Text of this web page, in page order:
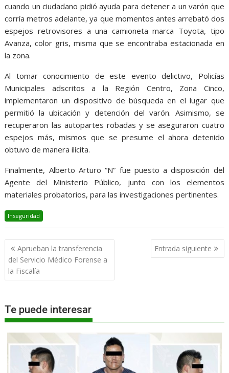
cuando un ciudadano pidió ayuda para detener a un varón que
corría metros adelante, ya que momentos antes arrebató dos
espejos retrovisores a una camioneta marca Toyota, tipo
Avanza, color gris, misma que se encontraba estacionada en
la zona.
Al tomar conocimiento de este evento delictivo, Policías
Municipales adscritos a la Región Centro, Zona Cinco,
implementaron un dispositivo de búsqueda en el lugar que
permitió la ubicación y detención del varón. Asimismo, se
recuperaron las autopartes robadas y se aseguraron cuatro
espejos más, mismos que se presume el ahora detenido
obtuvo de manera ilícita.
Finalmente, Alberto Arturo “N” fue puesto a disposición del
Agente del Ministerio Público, junto con los elementos
materiales probatorios, para las investigaciones pertinentes.
Inseguridad
Navegación
de
entradas
Aprueban la transferencia
del Servicio Médico Forense a
la Fiscalía
Entrada siguiente
Te puede interesar